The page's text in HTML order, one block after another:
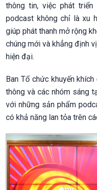
thông tin, việc phát
podcast không chỉ là xu
giúp phát thanh mở rộng
chúng mới và khẳng định
hiện đại.
Ban Tổ chức khuyến
thông và các nhóm sáng
với những sản phẩm
có khả năng lan tỏa trên